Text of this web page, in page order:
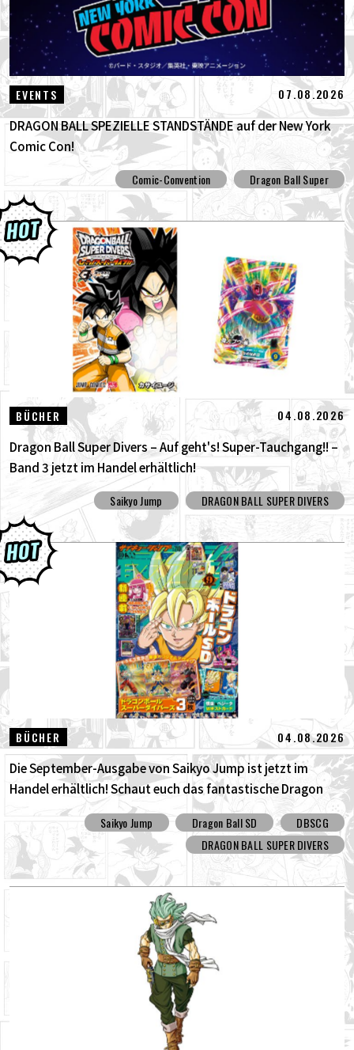
EVENTS 07.08.2026
DRAGON BALL SPEZIELLE STANDSTÄNDE auf der New York
Comic Con!
Comic-Convention Dragon Ball Super
BÜCHER 04.08.2026
Dragon Ball Super Divers – Auf geht's! Super-Tauchgang!! –
Band 3 jetzt im Handel erhältlich!
Saikyo Jump DRAGON BALL SUPER DIVERS
BÜCHER 04.08.2026
Die September-Ausgabe von Saikyo Jump ist jetzt im
Handel erhältlich! Schaut euch das fantastische Dragon
Ball SD Cover und all die tollen Bonusinhalte an!
Saikyo Jump Dragon Ball SD
DBSCG
DRAGON BALL SUPER DIVERS